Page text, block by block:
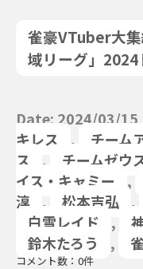
雀豪VTuber大
域リーグ」2024
Date: 2024/03/
キレス
, チーム
ス
, チームゼウ
イス・キャミー
,
淳
, 松本吉弘 ,
白雪レイド
,
鈴木たろう
,
コメント数：0件